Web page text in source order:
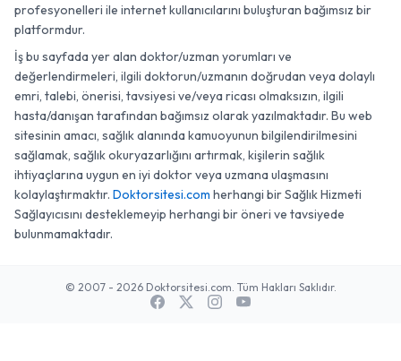
profesyonelleri ile internet kullanıcılarını buluşturan bağımsız bir
platformdur.
İş bu sayfada yer alan doktor/uzman yorumları ve
değerlendirmeleri, ilgili doktorun/uzmanın doğrudan veya dolaylı
emri, talebi, önerisi, tavsiyesi ve/veya ricası olmaksızın, ilgili
hasta/danışan tarafından bağımsız olarak yazılmaktadır. Bu web
sitesinin amacı, sağlık alanında kamuoyunun bilgilendirilmesini
sağlamak, sağlık okuryazarlığını artırmak, kişilerin sağlık
ihtiyaçlarına uygun en iyi doktor veya uzmana ulaşmasını
kolaylaştırmaktır. Doktorsitesi.com herhangi bir Sağlık Hizmeti
Sağlayıcısını desteklemeyip herhangi bir öneri ve tavsiyede
bulunmamaktadır.
© 2007 - 2026 Doktorsitesi.com. Tüm Hakları Saklıdır.